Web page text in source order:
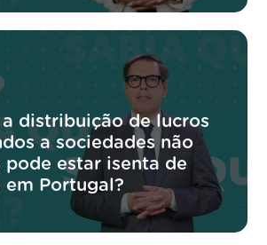
a distribuição de lucros
a sociedades não
pode estar isenta de
Portugal?